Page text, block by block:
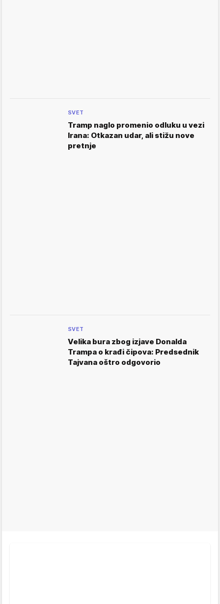
SVET
Tramp naglo promenio odluku u vezi
Irana: Otkazan udar, ali stižu nove
pretnje
SVET
Velika bura zbog izjave Donalda
Trampa o krađi čipova: Predsednik
Tajvana oštro odgovorio